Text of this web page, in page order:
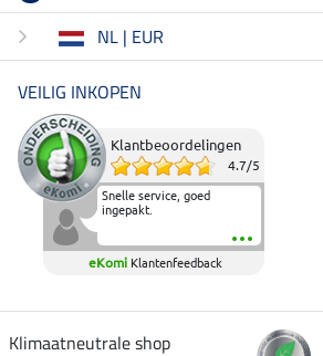
NL | EUR
VEILIG INKOPEN
Klantbeoordelingen
4.7/5
Snelle service, goed
ingepakt.
eKomi Klantenfeedback
Klimaatneutrale shop